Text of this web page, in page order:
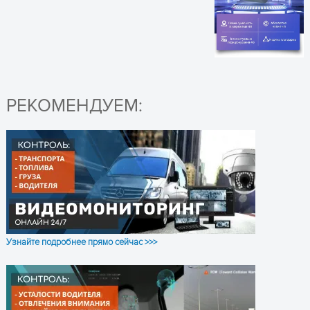
РЕКОМЕНДУЕМ:
Узнайте подробнее прямо сейчас >>>
L1, 1575.42 МГц
1.023 МГц частота
Точность скорости
0.1 м / с
Точность времени
1 микросекунда,
синхронизированная со
спутником
Исходные данные
WGS-84
Время до первого
фиксирования
Повторное включение
0.1с Холодное
ПОЛУЧИТЬ КОНСУЛЬТАЦИЮ